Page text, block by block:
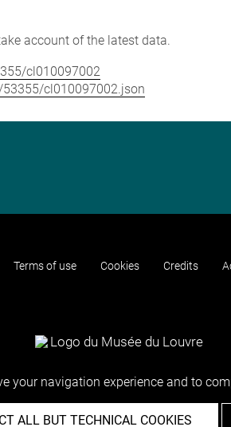
account of the latest data.
cl010097002
cl010097002.json
Terms of use Cookies Credits
your navigation experience and to
ALL BUT TECHNICAL COOKIES